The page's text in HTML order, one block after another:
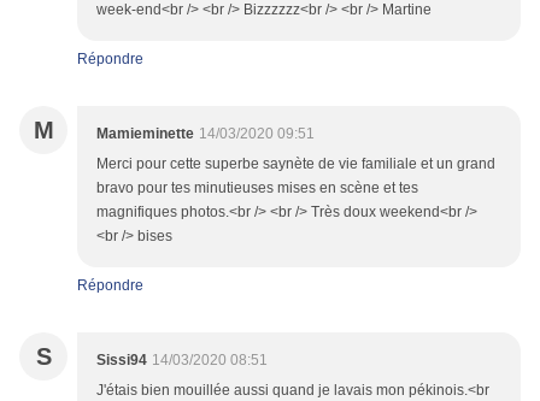
week-end<br /> <br /> Bizzzzzz<br /> <br /> Martine
Répondre
M Mamieminette 14/03/2020 09:51
Merci pour cette superbe saynète de vie familiale et un grand
bravo pour tes minutieuses mises en scène et tes
magnifiques photos.<br /> <br /> Très doux weekend<br />
<br /> bises
Répondre
S Sissi94 14/03/2020 08:51
J'étais bien mouillée aussi quand je lavais mon pékinois.<br